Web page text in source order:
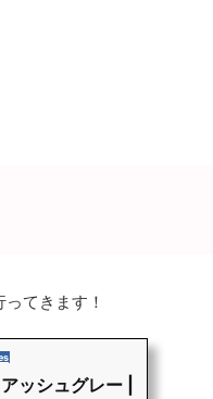
てきます！
ッシュグレー |